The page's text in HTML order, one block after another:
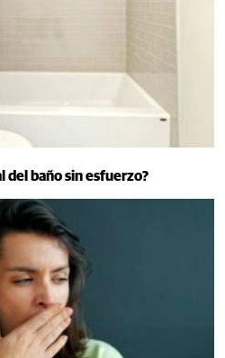
del baño sin esfuerzo?